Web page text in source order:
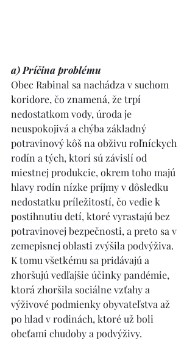
a) Príčina problému
Obec Rabinal sa nachádza v suchom
koridore, čo znamená, že trpí
nedostatkom vody, úroda je
neuspokojivá a chýba základný
potravinový kôš na obživu roľníckych
rodín a tých, ktorí sú závislí od
miestnej produkcie, okrem toho majú
hlavy rodín nízke príjmy v dôsledku
nedostatku príležitostí, čo vedie k
postihnutiu detí, ktoré vyrastajú bez
potravinovej bezpečnosti, a preto sa v
zemepisnej oblasti zvýšila podvýživa.
K tomu všetkému sa pridávajú a
zhoršujú vedľajšie účinky pandémie,
ktorá zhoršila sociálne vzťahy a
výživové podmienky obyvateľstva až
po hlad v rodinách, ktoré už boli
obeťami chudoby a podvýživy.